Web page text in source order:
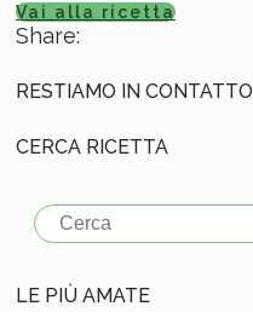
Vai alla ricetta
Share:
RESTIAMO IN CONTATTO
CERCA RICETTA
Search
for:
LE PIÙ AMATE